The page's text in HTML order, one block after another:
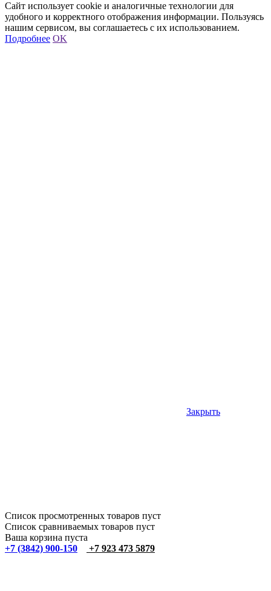
Сайт использует cookie и аналогичные технологии для
удобного и корректного отображения информации. Пользуясь
нашим сервисом, вы соглашаетесь с их использованием.
Подробнее OK
Закрыть
Список просмотренных товаров пуст
Список сравниваемых товаров пуст
Ваша корзина пуста
+7 (3842) 900-150
+7 923 473 5879